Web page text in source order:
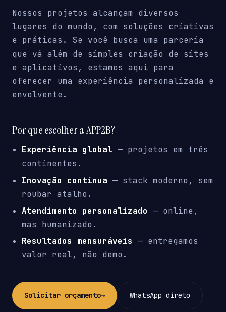
Nossos projetos alcançam diversos
lugares do mundo, com soluções criativas
e práticas. Se você busca uma parceria
que vá além de simples criação de sites
e aplicativos, estamos aqui para
oferecer uma experiência personalizada e
envolvente.
Por que escolher a APP2B?
Experiência global — projetos em três
continentes.
Inovação contínua — stack moderno, sem
roubar atalho.
Atendimento personalizado — online,
mas humanizado.
Resultados mensuráveis — entregamos
valor real, não demo.
Solicitar orçamento→ WhatsApp direto